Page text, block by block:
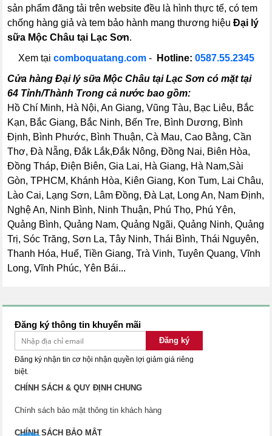
sản phẩm đăng tải trên website đều là hình thực tế, có tem
chống hàng giả và tem bảo hành mang thương hiệuĐại lý
sữa Mộc Châu tại Lạc Sơn.
Xem tại comboquatang.com- Hotline: 0587.55.2345
Cửa hàng Đại lý sữa Mộc Châu tại Lạc Sơn có mặt tại
64 Tỉnh/Thành Trong cả nước bao gồm:
Hồ Chí Minh, Hà Nội, An Giang, Vũng Tàu, Bạc Liêu, Bắc
Kạn, Bắc Giang, Bắc Ninh, Bến Tre, Bình Dương, Bình
Định, Bình Phước, Bình Thuận, Cà Mau, Cao Bằng, Cần
Thơ, Đà Nẵng, Đắk Lắk,Đắk Nông, Đồng Nai, Biên Hòa,
Đồng Tháp, Điện Biên, Gia Lai, Hà Giang, Hà Nam,Sài
Gòn, TPHCM, Khánh Hòa, Kiên Giang, Kon Tum, Lai Châu,
Lào Cai, Lạng Sơn, Lâm Đồng, Đà Lạt, Long An, Nam Định,
Nghệ An, Ninh Bình, Ninh Thuận, Phú Thọ, Phú Yên,
Quảng Bình, Quảng Nam, Quảng Ngãi, Quảng Ninh, Quảng
Trị, Sóc Trăng, Sơn La, Tây Ninh, Thái Bình, Thái Nguyên,
Thanh Hóa, Huế, Tiền Giang, Trà Vinh, Tuyên Quang, Vĩnh
Long, Vĩnh Phúc, Yên Bái...
Đăng ký thông tin khuyến mãi
Đăng ký
Đăng ký nhận tin cơ hội nhận quyền lợi giảm giá riêng
biệt.
CHÍNH SÁCH & QUY ĐỊNH CHUNG
Chính sách bảo mật thông tin khách hàng
CHÍNH SÁCH BẢO MẬT